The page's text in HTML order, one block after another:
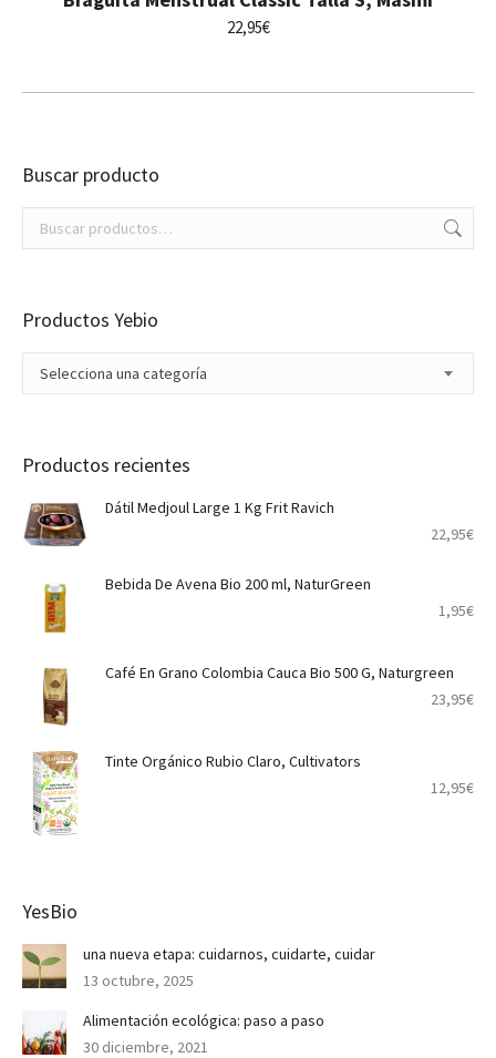
22,95€
Buscar producto
Productos Yebio
Selecciona una categoría
Productos recientes
Dátil Medjoul Large 1 Kg Frit Ravich
22,95€
Bebida De Avena Bio 200 ml, NaturGreen
1,95€
Café En Grano Colombia Cauca Bio 500 G, Naturgreen
23,95€
Tinte Orgánico Rubio Claro, Cultivators
12,95€
YesBio
una nueva etapa: cuidarnos, cuidarte, cuidar
13 octubre, 2025
Alimentación ecológica: paso a paso
30 diciembre, 2021